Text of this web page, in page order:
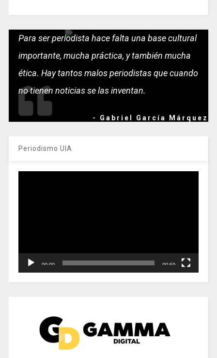
Para ser periodista hace falta una base cultural
importante, mucha práctica, y también mucha
ética. Hay tantos malos periodistas que cuando
no tienen noticias se las inventan.
- Gabriel García Márquez
Periodismo UIA
00:00 00:59